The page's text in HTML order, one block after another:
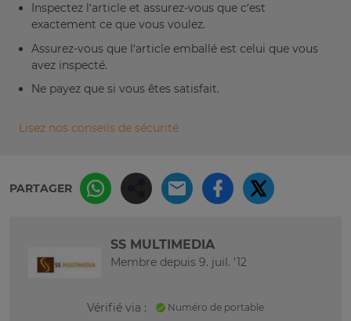
Inspectez l’article et assurez-vous que c’est
exactement ce que vous voulez.
Assurez-vous que l’article emballé est celui que vous
avez inspecté.
Ne payez que si vous êtes satisfait.
Lisez nos conseils de sécurité
PARTAGER
SS MULTIMEDIA
Membre depuis 9. juil. '12
Vérifié via : Numéro de portable